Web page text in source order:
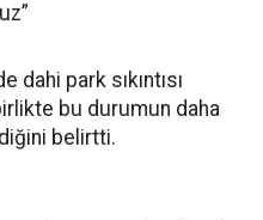
dahi park sıkıntısı
bu durumun daha
belirtti.